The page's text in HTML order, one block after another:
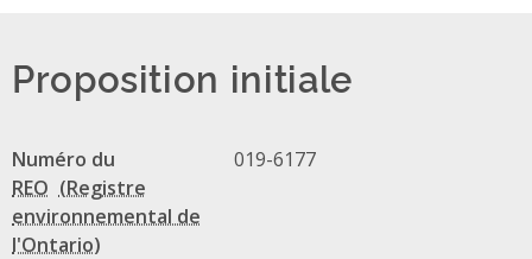
Proposition initiale
Numéro du
REO
019-6177